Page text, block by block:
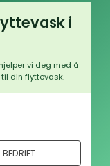
i
vi deg med å
din flyttevask.
BEDRIFT